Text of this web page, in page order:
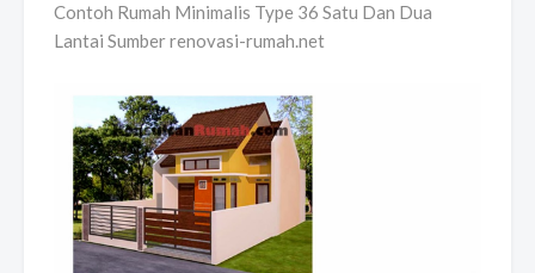
Contoh Rumah Minimalis Type 36 Satu Dan Dua
Lantai Sumber renovasi-rumah.net